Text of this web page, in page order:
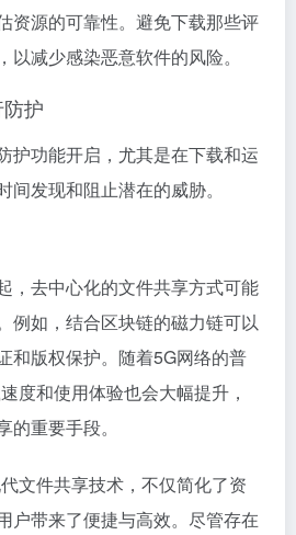
资源的可靠性。避免下载那些评
减少感染恶意软件的风险。
护
护功能开启，尤其是在下载和运
发现和阻止潜在的威胁。
，去中心化的文件共享方式可能
例如，结合区块链的磁力链可以
和版权保护。随着5G网络的普
度和使用体验也会大幅提升，
重要手段。
文件共享技术，不仅简化了资
户带来了便捷与高效。尽管存在